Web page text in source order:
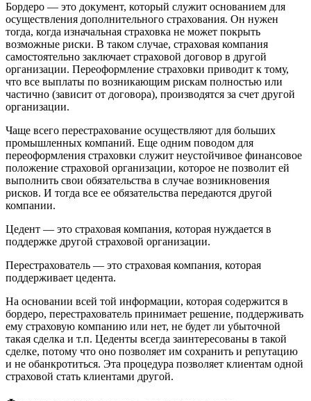
Бордеро — это документ, который служит основанием для
осуществления дополнительного страхования. Он нужен
тогда, когда изначальная страховка не может покрыть
возможные риски. В таком случае, страховая компания
самостоятельно заключает страховой договор в другой
организации. Переоформление страховки приводит к тому,
что все выплаты по возникающим рискам полностью или
частично (зависит от договора), производятся за счет другой
организации.
Чаще всего перестрахование осуществляют для больших
промышленных компаний. Еще одним поводом для
переоформления страховки служит неустойчивое финансовое
положение страховой организации, которое не позволит ей
выполнить свои обязательства в случае возникновения
рисков. И тогда все ее обязательства передаются другой
компании.
Цедент — это страховая компания, которая нуждается в
поддержке другой страховой организации.
Перестрахователь — это страховая компания, которая
поддерживает цедента.
На основании всей той информации, которая содержится в
бордеро, перестрахователь принимает решение, поддерживать
ему страховую компанию или нет, не будет ли убыточной
такая сделка и т.п. Цеденты всегда заинтересованы в такой
сделке, потому что оно позволяет им сохранить и репутацию
и не обанкротиться. Эта процедура позволяет клиентам одной
страховой стать клиентами другой.